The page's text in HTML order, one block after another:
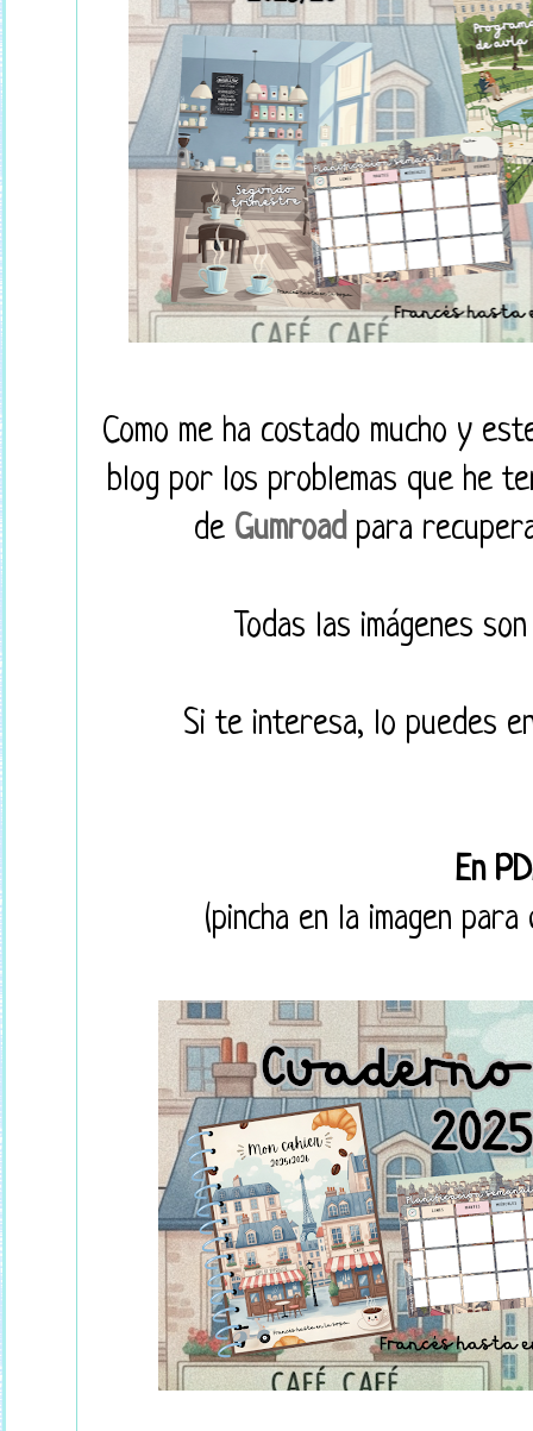
Como me ha costado mucho y
blog por los problemas que he
de Gumroadpara
Todas las imágenes
Si te interesa, lo puedes
En
(pincha en la imagen